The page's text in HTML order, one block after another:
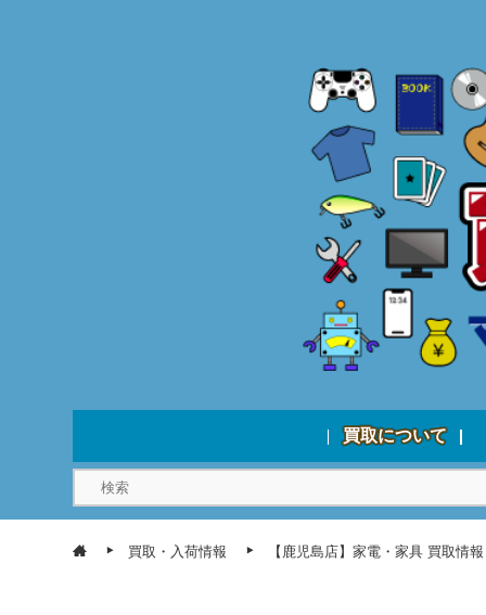
買取について
買取・入荷情報 【鹿児島店】家電・家具 買取情